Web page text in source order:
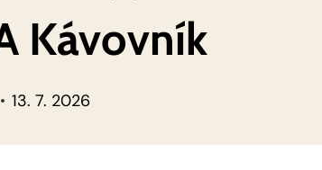
Kávovník
13. 7. 2026